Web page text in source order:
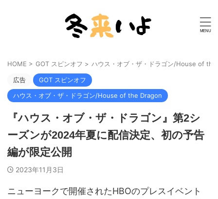
HOME > GOT スピンオフ > ハウス・オブ・ザ・ドラゴン/House of
広告
GOT スピンオフ
ハウス・オブ・ザ・ドラゴン/House of the Dragon
『ハウス・オブ・ザ・ドラゴン』第2シ
ーズンが2024年夏に配信決定、初の予告
編が限定公開
2023年11月3日
ニューヨークで開催されたHBOのプレスイベント